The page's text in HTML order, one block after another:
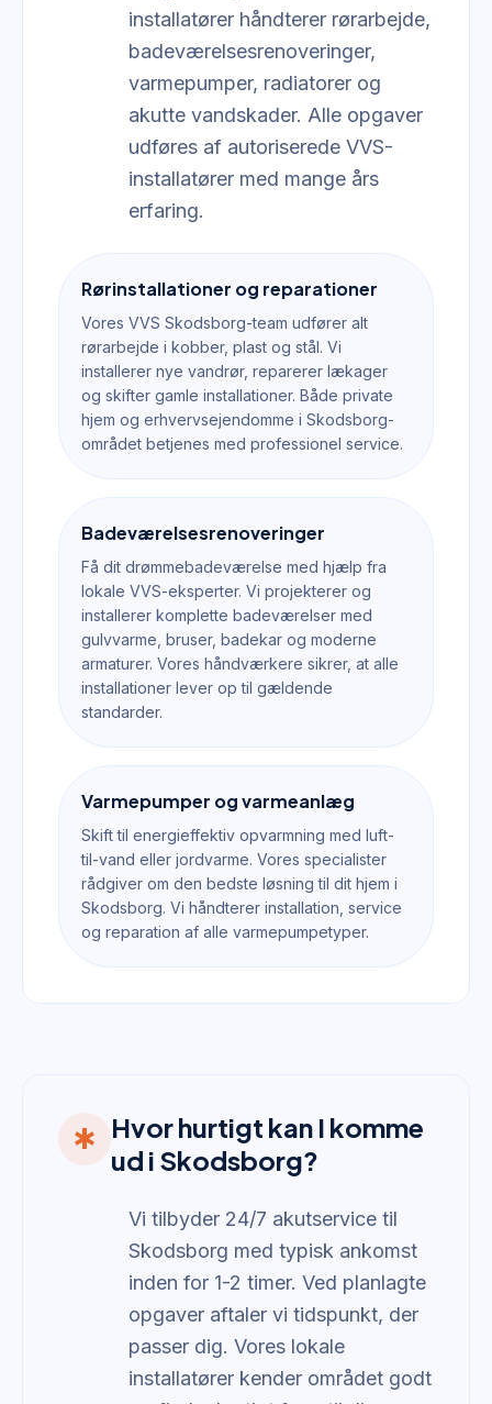
installatører håndterer rørarbejde,
badeværelsesrenoveringer,
varmepumper, radiatorer og
akutte vandskader. Alle opgaver
udføres af autoriserede VVS-
installatører med mange års
erfaring.
Rørinstallationer og reparationer
Vores VVS Skodsborg-team udfører alt
rørarbejde i kobber, plast og stål. Vi
installerer nye vandrør, reparerer lækager
og skifter gamle installationer. Både private
hjem og erhvervsejendomme i Skodsborg-
området betjenes med professionel service.
Badeværelsesrenoveringer
Få dit drømmebadeværelse med hjælp fra
lokale VVS-eksperter. Vi projekterer og
installerer komplette badeværelser med
gulvvarme, bruser, badekar og moderne
armaturer. Vores håndværkere sikrer, at alle
installationer lever op til gældende
standarder.
Varmepumper og varmeanlæg
Skift til energieffektiv opvarmning med luft-
til-vand eller jordvarme. Vores specialister
rådgiver om den bedste løsning til dit hjem i
Skodsborg. Vi håndterer installation, service
og reparation af alle varmepumpetyper.
emergency
Hvor hurtigt kan I komme
ud i Skodsborg?
Vi tilbyder 24/7 akutservice til
Skodsborg med typisk ankomst
inden for 1-2 timer. Ved planlagte
opgaver aftaler vi tidspunkt, der
passer dig. Vores lokale
installatører kender området godt